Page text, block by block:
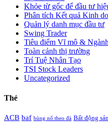
Khỏe từ gốc để đầu tư
Phân tích Kết quả Kinh
Quản lý danh mục đầu tư
Swing Trader
Tiêu điểm Vĩ mô &
Toàn cảnh thị trường
Trí Tuệ Nhân Tạo
TSI Stock Leaders
Uncategorized
Thẻ
ACB baf bùng nổ theo đà Bất động sản